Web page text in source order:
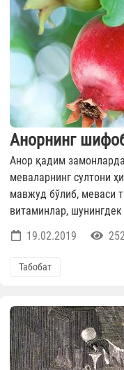
Анорнинг
Анор қадим
меваларнинг султони
мавжуд бўлиб, меваси
витаминлар,
19.02.2019
Табобат